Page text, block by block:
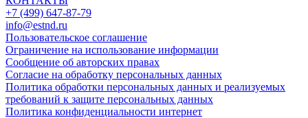
+7 (499) 647-87-79
info@estnd.ru
Пользовательское соглашение
Ограничение на использование информации
Сообщение об авторских правах
Согласие на обработку персональных данных
Политика обработки персональных данных и реализуемых
требований к защите персональных данных
Политика конфиденциальности интернет